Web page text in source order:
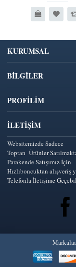
KURUMSAL
BİLGİLER
PROFİLİM
İLETIŞIM
Websitemizde Sadece
Toptan Ürünler
Parakende Satışımız İçin
Hızlıboncuktan alışveriş
Telefonla İletişime